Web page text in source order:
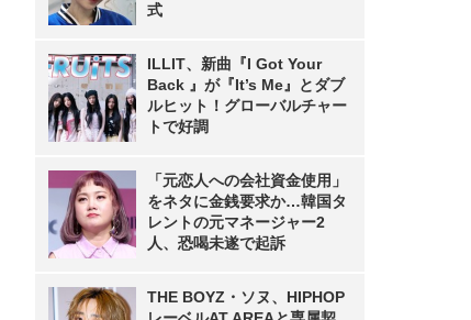
式
ILLIT、新曲『I Got Your
Back 』が『It’s Me』とダブ
ルヒット！グローバルチャー
トで好調
「元恋人への会社資金使用」
をネタに金銭要求か…韓国タ
レントの元マネージャー2
人、恐喝未遂で起訴
THE BOYZ・ソヌ、HIPHOP